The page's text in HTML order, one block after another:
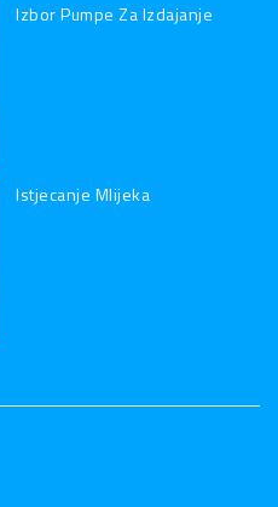
Izbor Pumpe Za Izdajanje
Istjecanje Mlijeka